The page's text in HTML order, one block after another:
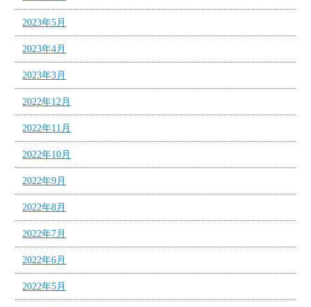
2023年5月
2023年4月
2023年3月
2022年12月
2022年11月
2022年10月
2022年9月
2022年8月
2022年7月
2022年6月
2022年5月